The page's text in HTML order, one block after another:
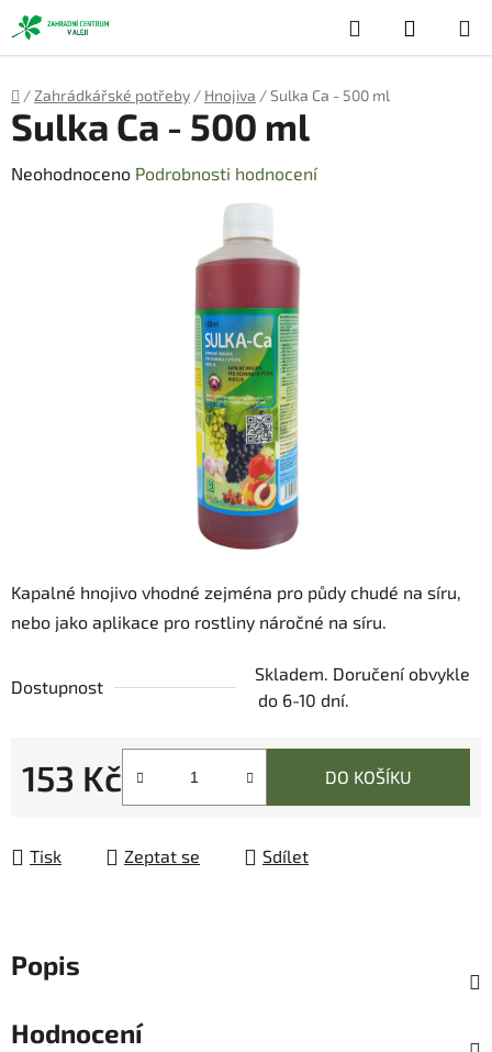
Přejít
na
obsah
Hledat
KOŠÍK
Domů
/ Zahrádkářské potřeby / Hnojiva /Sulka Ca - 500 ml
Kapalné hnojivo vhodné zejména pro půdy chudé na síru,
nebo jako aplikace pro rostliny náročné na síru.
Dostupnost
Skladem. Doručení obvykle
do 6-10 dní.
153 Kč DO KOŠÍKU
Tisk Zeptat se Sdílet
Sulka Ca - 500 ml
Průměrné
Neohodnoceno Podrobnosti hodnocení
Popis
Hodnocení